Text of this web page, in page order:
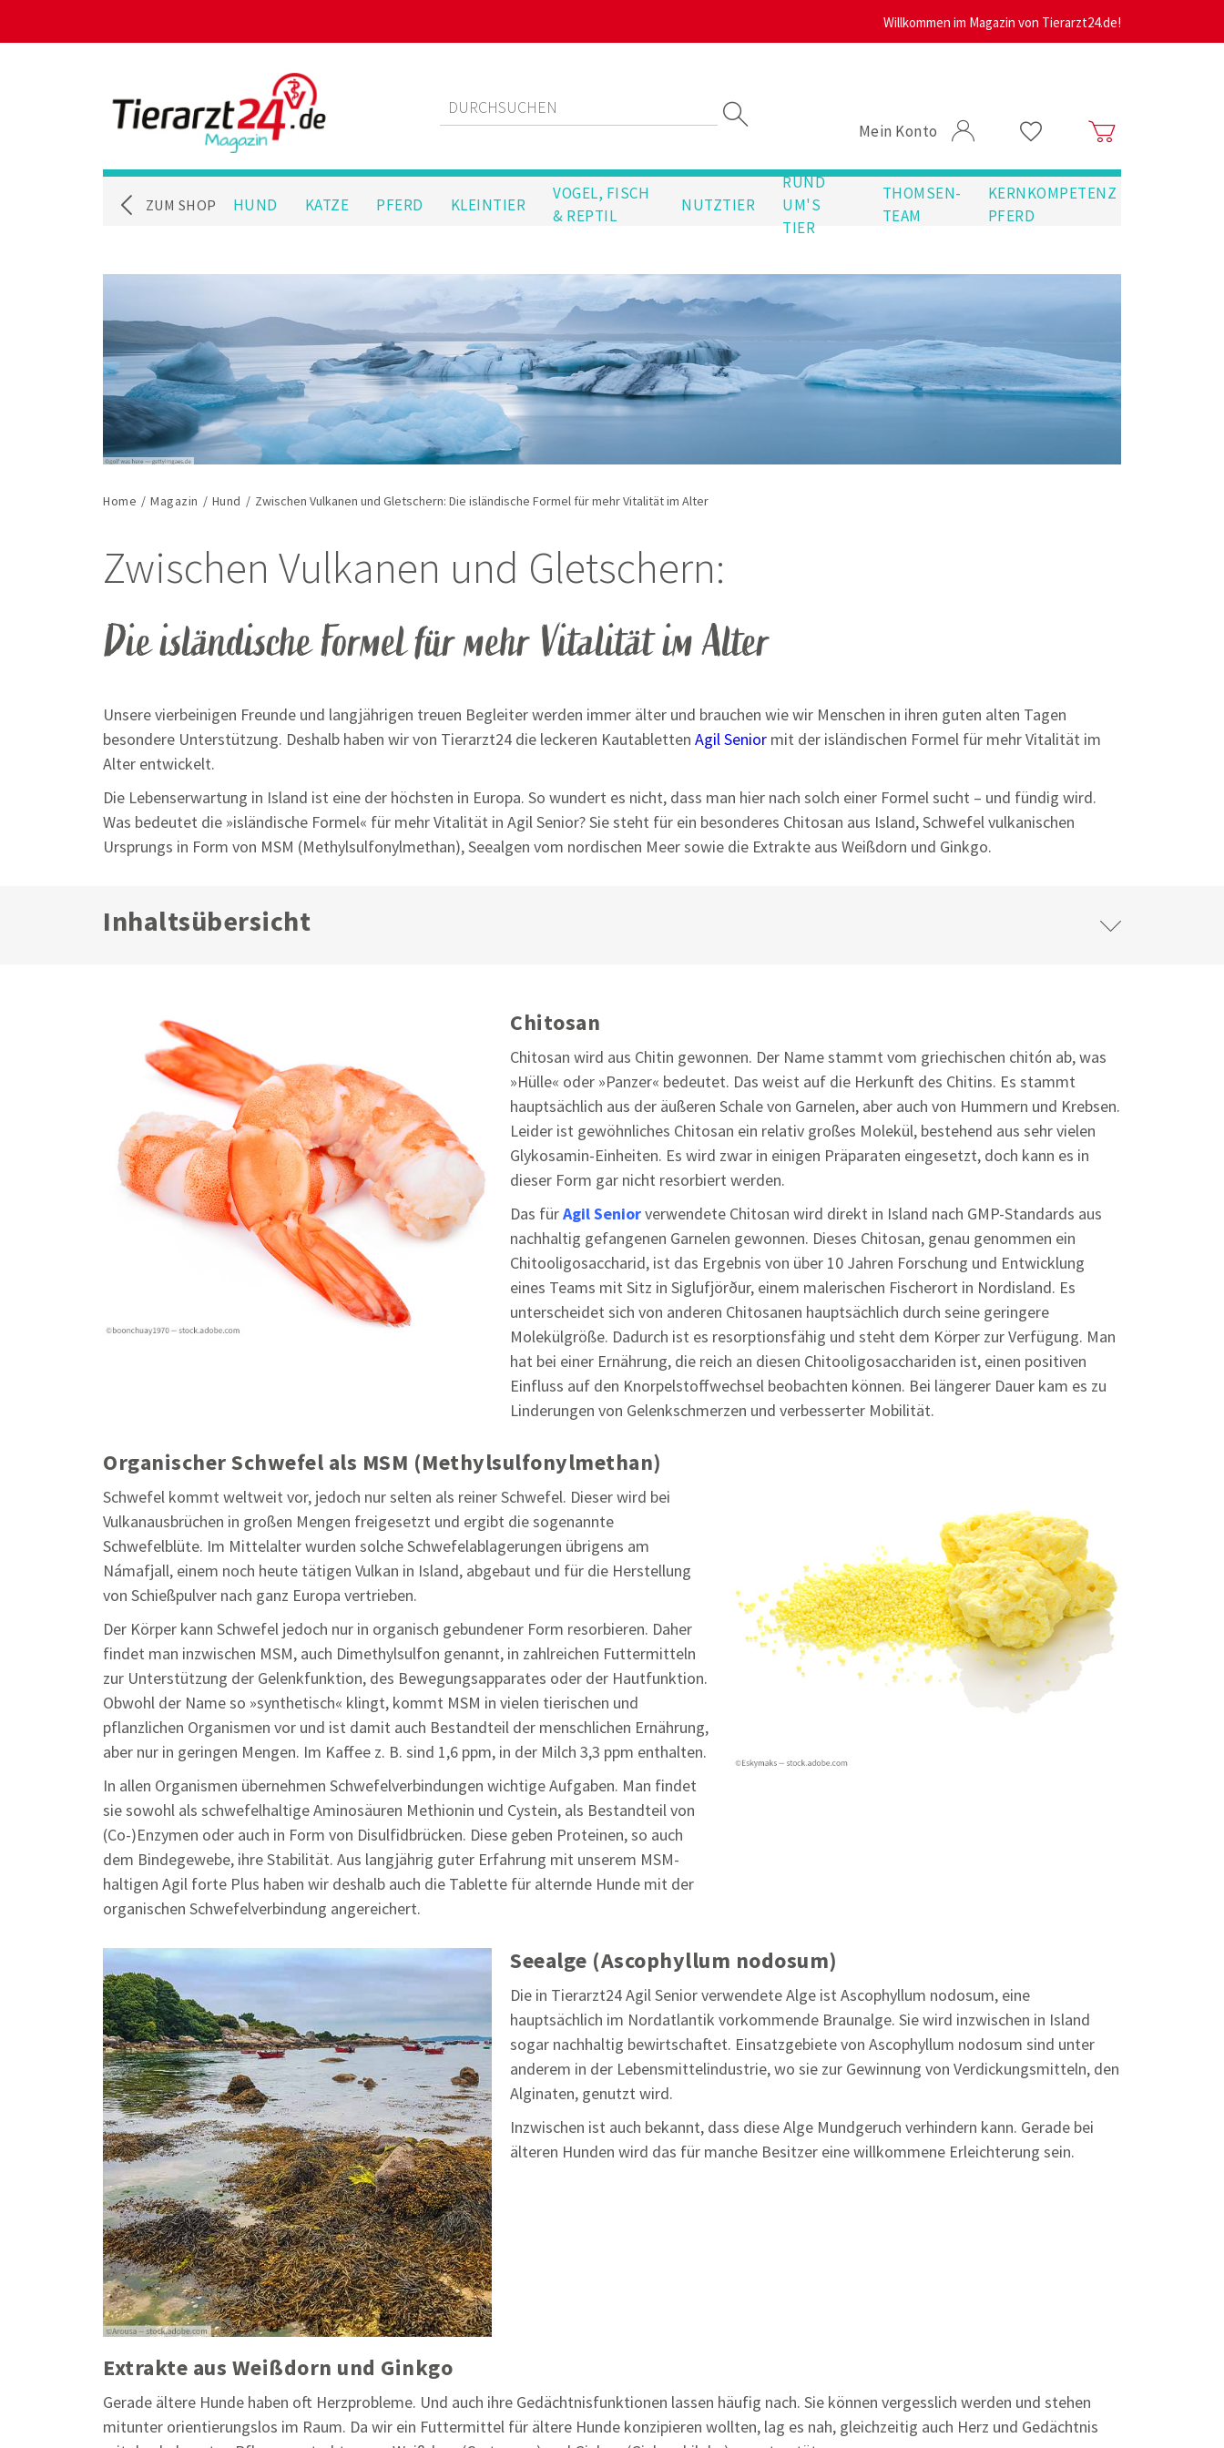
Willkommen im Magazin von Tierarzt24.de!
Mein Konto
ZUM SHOP HUND KATZE PFERD KLEINTIER
VOGEL, FISCH
& REPTIL
NUTZTIER
RUND
UM'S
TIER
THOMSEN-
TEAM
KERNKOMPETENZ
PFERD
Home / Magazin / Hund / Zwischen Vulkanen und Gletschern: Die isländische Formel für mehr Vitalität im Alter
Zwischen Vulkanen und Gletschern:
Die isländische Formel für mehr Vitalität im Alter
Unsere vierbeinigen Freunde und langjährigen treuen Begleiter werden immer älter und brauchen wie wir Menschen in ihren guten alten Tagen
besondere Unterstützung. Deshalb haben wir von Tierarzt24 die leckeren Kautabletten Agil Senior mit der isländischen Formel für mehr Vitalität im
Alter entwickelt.
Die Lebenserwartung in Island ist eine der höchsten in Europa. So wundert es nicht, dass man hier nach solch einer Formel sucht – und fündig wird.
Was bedeutet die »isländische Formel« für mehr Vitalität in Agil Senior? Sie steht für ein besonderes Chitosan aus Island, Schwefel vulkanischen
Ursprungs in Form von MSM (Methylsulfonylmethan), Seealgen vom nordischen Meer sowie die Extrakte aus Weißdorn und Ginkgo.
Inhaltsübersicht
Chitosan
Chitosan wird aus Chitin gewonnen. Der Name stammt vom griechischen chitón ab, was
»Hülle« oder »Panzer« bedeutet. Das weist auf die Herkunft des Chitins. Es stammt
hauptsächlich aus der äußeren Schale von Garnelen, aber auch von Hummern und Krebsen.
Leider ist gewöhnliches Chitosan ein relativ großes Molekül, bestehend aus sehr vielen
Glykosamin-Einheiten. Es wird zwar in einigen Präparaten eingesetzt, doch kann es in
dieser Form gar nicht resorbiert werden.
Das fürAgil Seniorverwendete Chitosan wird direkt in Island nach GMP-Standards aus
nachhaltig gefangenen Garnelen gewonnen. Dieses Chitosan, genau genommen ein
Chitooligosaccharid, ist das Ergebnis von über 10 Jahren Forschung und Entwicklung
eines Teams mit Sitz in Siglufjörður, einem malerischen Fischerort in Nordisland. Es
unterscheidet sich von anderen Chitosanen hauptsächlich durch seine geringere
Molekülgröße. Dadurch ist es resorptionsfähig und steht dem Körper zur Verfügung. Man
hat bei einer Ernährung, die reich an diesen Chitooligosacchariden ist, einen positiven
Einfluss auf den Knorpelstoffwechsel beobachten können. Bei längerer Dauer kam es zu
Linderungen von Gelenkschmerzen und verbesserter Mobilität.
Organischer Schwefel als MSM (Methylsulfonylmethan)
Schwefel kommt weltweit vor, jedoch nur selten als reiner Schwefel. Dieser wird bei
Vulkanausbrüchen in großen Mengen freigesetzt und ergibt die sogenannte
Schwefelblüte. Im Mittelalter wurden solche Schwefelablagerungen übrigens am
Námafjall, einem noch heute tätigen Vulkan in Island, abgebaut und für die Herstellung
von Schießpulver nach ganz Europa vertrieben.
Der Körper kann Schwefel jedoch nur in organisch gebundener Form resorbieren. Daher
findet man inzwischen MSM, auch Dimethylsulfon genannt, in zahlreichen Futtermitteln
zur Unterstützung der Gelenkfunktion, des Bewegungsapparates oder der Hautfunktion.
Obwohl der Name so »synthetisch« klingt, kommt MSM in vielen tierischen und
pflanzlichen Organismen vor und ist damit auch Bestandteil der menschlichen Ernährung,
aber nur in geringen Mengen. Im Kaffee z. B. sind 1,6 ppm, in der Milch 3,3 ppm enthalten.
In allen Organismen übernehmen Schwefelverbindungen wichtige Aufgaben. Man findet
sie sowohl als schwefelhaltige Aminosäuren Methionin und Cystein, als Bestandteil von
(Co-)Enzymen oder auch in Form von Disulfidbrücken. Diese geben Proteinen, so auch
dem Bindegewebe, ihre Stabilität. Aus langjährig guter Erfahrung mit unserem MSM-
haltigen Agil forte Plus haben wir deshalb auch die Tablette für alternde Hunde mit der
organischen Schwefelverbindung angereichert.
Seealge (Ascophyllum nodosum)
Die in Tierarzt24 Agil Senior verwendete Alge ist Ascophyllum nodosum, eine
hauptsächlich im Nordatlantik vorkommende Braunalge. Sie wird inzwischen in Island
sogar nachhaltig bewirtschaftet. Einsatzgebiete von Ascophyllum nodosum sind unter
anderem in der Lebensmittelindustrie, wo sie zur Gewinnung von Verdickungsmitteln, den
Alginaten, genutzt wird.
Inzwischen ist auch bekannt, dass diese Alge Mundgeruch verhindern kann. Gerade bei
älteren Hunden wird das für manche Besitzer eine willkommene Erleichterung sein.
Extrakte aus Weißdorn und Ginkgo
Gerade ältere Hunde haben oft Herzprobleme. Und auch ihre Gedächtnisfunktionen lassen häufig nach. Sie können vergesslich werden und stehen
mitunter orientierungslos im Raum. Da wir ein Futtermittel für ältere Hunde konzipieren wollten, lag es nah, gleichzeitig auch Herz und Gedächtnis